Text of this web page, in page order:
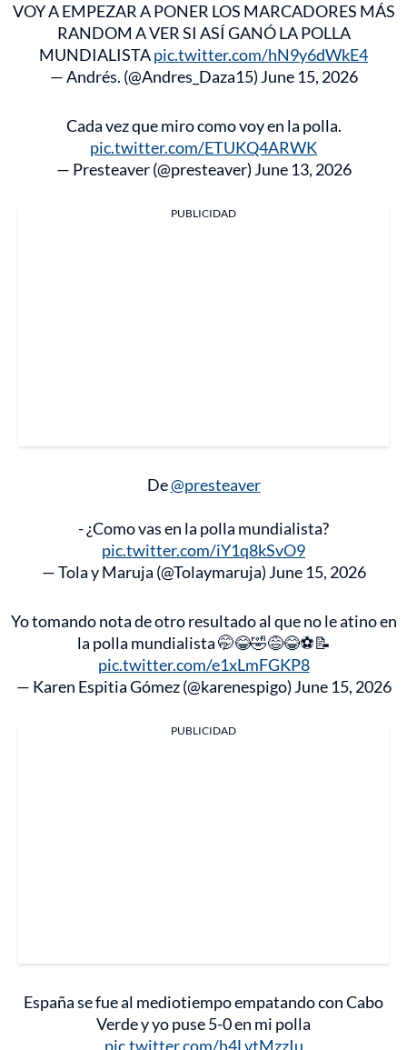
VOY A EMPEZAR A PONER LOS MARCADORES MÁS
RANDOM A VER SI ASÍ GANÓ LA POLLA
MUNDIALISTApic.twitter.com/hN9y6dWkE4
— Andrés. (@Andres_Daza15) June 15, 2026
Cada vez que miro como voy en la polla.
pic.twitter.com/ETUKQ4ARWK
— Presteaver (@presteaver) June 13, 2026
PUBLICIDAD
De@presteaver
- ¿Como vas en la polla mundialista?
pic.twitter.com/iY1q8kSvO9
— Tola y Maruja (@Tolaymaruja) June 15, 2026
Yo tomando nota de otro resultado al que no le atino en
la polla mundialista 🤭😂🤣😅😂⚽️📝
pic.twitter.com/e1xLmFGKP8
— Karen Espitia Gómez (@karenespigo) June 15, 2026
PUBLICIDAD
España se fue al mediotiempo empatando con Cabo
Verde y yo puse 5-0 en mi polla
pic.twitter.com/h4LvtMzzIu